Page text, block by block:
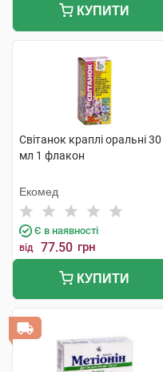
КУПИТИ
Світанок краплі оральні 30
мл 1 флакон
Екомед
Є в наявності
від 77.50 грн
КУПИТИ